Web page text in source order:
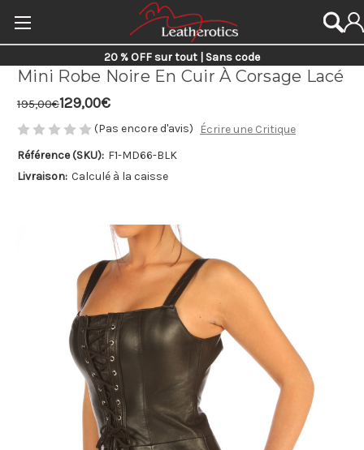
20 % OFF sur tout | Sans code
Mini Robe Noire En Cuir À Corsage Lacé
195,00€129,00€
(Pas encore d'avis)
Écrire une Critique
Référence (SKU): F1-MD66-BLK
Livraison: Calculé à la caisse